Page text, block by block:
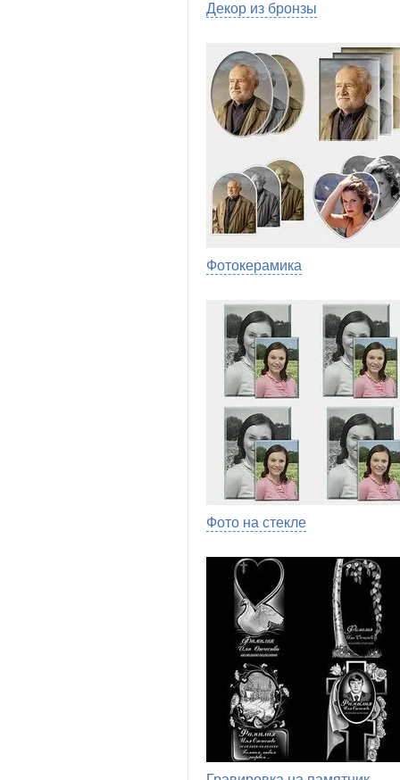
Декор из бронзы
Фотокерамика
Фото на стекле